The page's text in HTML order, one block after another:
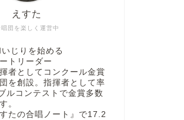
唱団を楽しく運営中
えすた
じりを始める
トリーダー
者としてコンクール金賞
を創設。指揮者として率
ルコンテストで金賞多数
。
たの合唱ノート』で17.2